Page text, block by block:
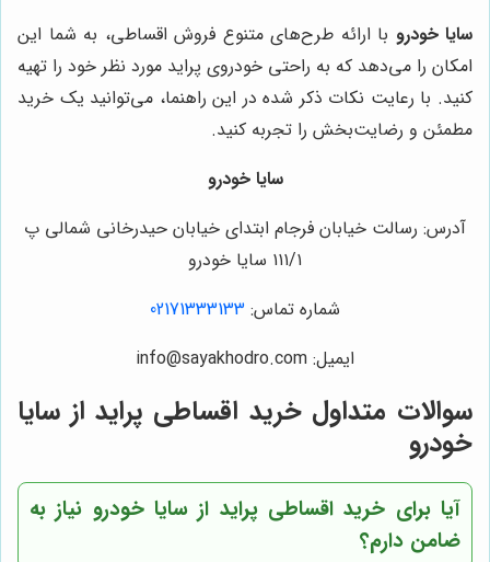
سایا خودرو با ارائه طرح‌های متنوع فروش اقساطی، به شما این
امکان را می‌دهد که به راحتی خودروی پراید مورد نظر خود را تهیه
کنید. با رعایت نکات ذکر شده در این راهنما، می‌توانید یک خرید
مطمئن و رضایت‌بخش را تجربه کنید.
سایا خودرو
آدرس: رسالت خیابان فرجام ابتدای خیابان حیدرخانی شمالی پ
۱۱۱/۱ سایا خودرو
شماره تماس: 02171333133
ایمیل: info@sayakhodro.com
سوالات متداول خرید اقساطی پراید از سایا
خودرو
آیا برای خرید اقساطی پراید از سایا خودرو نیاز به
ضامن دارم؟